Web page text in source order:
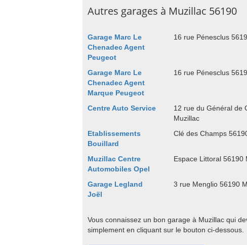
Autres garages à Muzillac 56190
Garage Marc Le
Chenadec Agent
Peugeot
16 rue Pénesclus
Garage Marc Le
Chenadec Agent
Marque Peugeot
16 rue Pénesclus
Centre Auto Service
12 rue du Général de
Muzillac
Etablissements
Bouillard
Clé des Champs
Muzillac Centre
Automobiles Opel
Espace Littoral 56190
Garage Legland
Joël
3 rue Menglio 56190
Vous connaissez un bon garage à Muzillac qui
simplement en cliquant sur le bouton ci-dessous.